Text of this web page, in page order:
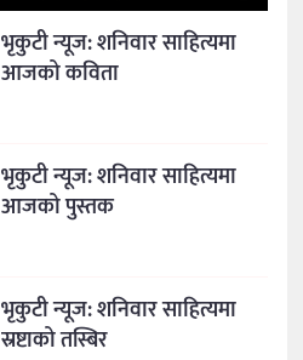
भृकुटी न्यूज: शनिवार साहित्यमा
आजको कविता
भृकुटी न्यूज: शनिवार साहित्यमा
आजको पुस्तक
भृकुटी न्यूज: शनिवार साहित्यमा
स्रष्टाको तस्बिर